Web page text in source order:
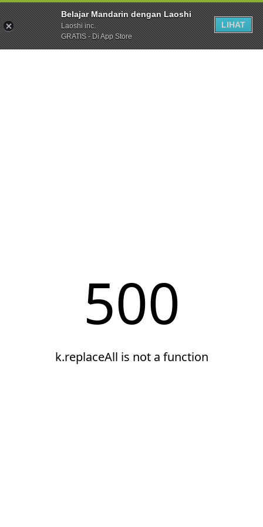
Belajar Mandarin dengan Laoshi
Laoshi inc.
GRATIS - Di App Store
LIHAT
500
k.replaceAll is not a function